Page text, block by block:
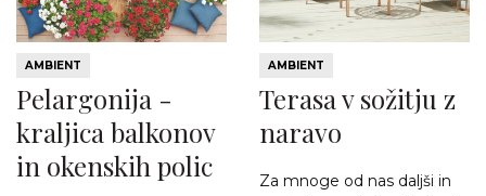
AMBIENT
Pelargonija -
kraljica balkonov
in okenskih polic
AMBIENT
Terasa v sožitju z
naravo
Za mnoge od nas daljši in